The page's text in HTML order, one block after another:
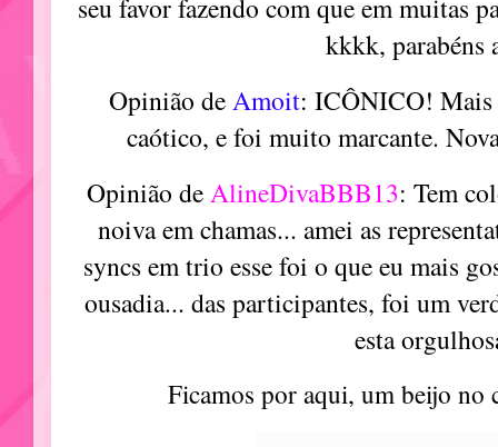
seu favor fazendo com que em muitas
kkkk, parabéns
Opinião deAmoit: ICÔNICO!
caótico, e foi muito marcante.
Opinião deAlineDivaBBB13: Tem
noiva em chamas... amei as
syncs em trio esse foi o que eu mais
ousadia... das participantes, foi um
esta
Ficamos por aqui, um beijo no